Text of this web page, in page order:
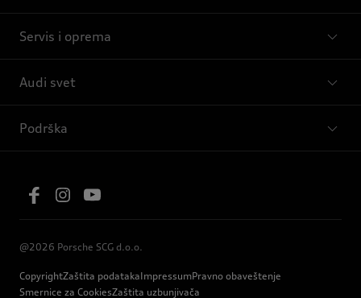
Servis i oprema
Audi svet
Podrška
@2026 Porsche SCG d.o.o.
CopyrightZaštita podatakaImpressumPravno obaveštenje
Smernice za CookiesZaštita uzbunjivača